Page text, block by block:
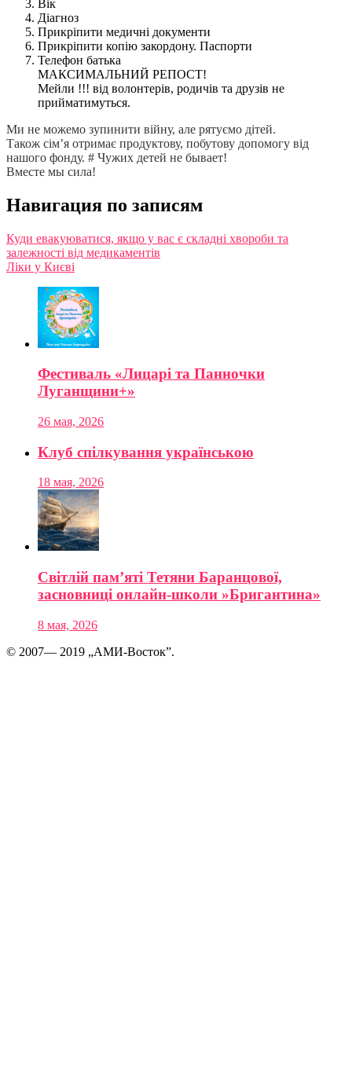
Вік
Діагноз
Прикріпити медичні документи
Прикріпити копію закордону. Паспорти
Телефон батька
МАКСИМАЛЬНИЙ РЕПОСТ!
Мейли !!! від волонтерів, родичів та друзів не
прийматимуться.
Ми не можемо зупинити війну, але рятуємо дітей.
Також сім’я отримає продуктову, побутову допомогу від
нашого фонду. # Чужих детей не бывает!
Вместе мы сила!
Навигация по записям
Куди евакуюватися, якщо у вас є складні хвороби та
залежності від медикаментів
Ліки у Києві
Фестиваль «Лицарі та Панночки
Луганщини+»
26 мая, 2026
Клуб спілкування українською
18 мая, 2026
Світлій пам’яті Тетяни Баранцової,
засновниці онлайн-школи »Бригантина»
8 мая, 2026
© 2007— 2019 „АМИ-Восток”.